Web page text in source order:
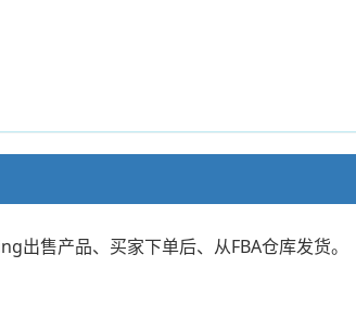
出售产品、买家下单后、从FBA仓库发货。